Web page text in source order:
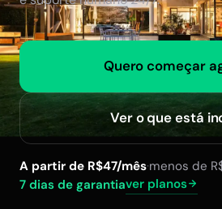
Quero começar
Ver o que está
A partir de R$47/mês·menos de
7 dias de garantiaver planos